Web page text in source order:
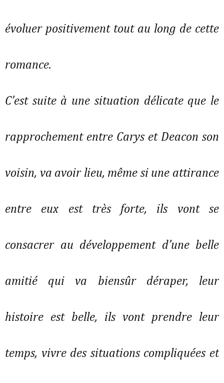
évoluer positivement tout au long de cette
romance.
C’est suite à une situation délicate que le
rapprochement entre Carys et Deacon son
voisin, va avoir lieu, même si une attirance
entre eux est très forte, ils vont se
consacrer au développement d’une belle
amitié qui va biensûr déraper, leur
histoire est belle, ils vont prendre leur
temps, vivre des situations compliquées et